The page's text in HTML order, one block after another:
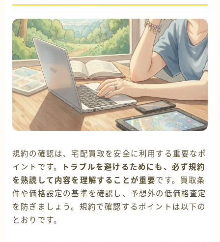
規約の確認は、宅配買取を安全に利用する重要なポ
イントです。
トラブルを避けるためにも、必ず規約
を熟読して内容を理解することが重要です。買取条
件や価格設定の基準を確認し、予想外の低価格査定
を防ぎましょう。規約で確認するポイントは以下の
とおりです。